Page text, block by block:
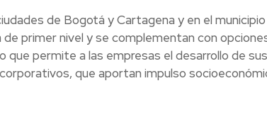
de Bogotá y Cartagena y en el
primer nivel y se complementan con
que permite a las empresas el desarrollo de sus
que aportan impulso